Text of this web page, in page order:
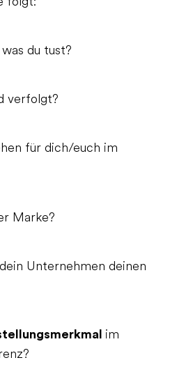
du tust?
verfolgt?
für dich/euch im
Marke?
Unternehmen deinen
im